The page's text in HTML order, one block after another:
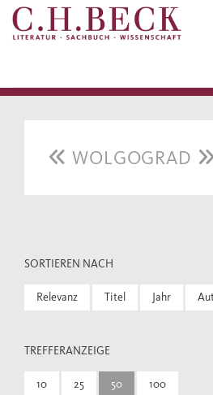
WOLGOGRAD
SORTIEREN NACH
Relevanz Titel Jahr
TREFFERANZEIGE
10 25 50 100